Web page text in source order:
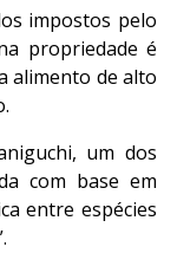
impostos pelo
propriedade é
alimento de alto
um dos
com base em
entre espécies